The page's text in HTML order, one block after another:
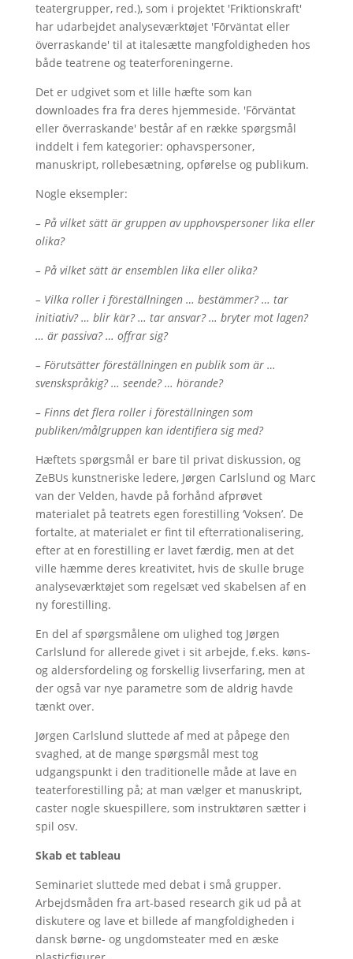
teatergrupper, red.), som i projektet 'Friktionskraft'
har udarbejdet analyseværktøjet 'Fōrväntat eller
överraskande' til at italesætte mangfoldigheden hos
både teatrene og teaterforeningerne.
Det er udgivet som et lille hæfte som kan
downloades fra fra deres hjemmeside. 'Fōrväntat
eller ōverraskande' består af en række spørgsmål
inddelt i fem kategorier: ophavspersoner,
manuskript, rollebesætning, opførelse og publikum.
Nogle eksempler:
– På vilket sätt är gruppen av upphovspersoner lika eller
olika?
– På vilket sätt är ensemblen lika eller olika?
– Vilka roller i föreställningen … bestämmer? … tar
initiativ? … blir kär? … tar ansvar? … bryter mot lagen?
… är passiva? … offrar sig?
– Förutsätter föreställningen en publik som är …
svenskspråkig? … seende? … hörande?
– Finns det flera roller i föreställningen som
publiken/målgruppen kan identifiera sig med?
Hæftets spørgsmål er bare til privat diskussion, og
ZeBUs kunstneriske ledere, Jørgen Carlslund og Marc
van der Velden, havde på forhånd afprøvet
materialet på teatrets egen forestilling ‘Voksen’. De
fortalte, at materialet er fint til efterrationalisering,
efter at en forestilling er lavet færdig, men at det
ville hæmme deres kreativitet, hvis de skulle bruge
analyseværktøjet som regelsæt ved skabelsen af en
ny forestilling.
En del af spørgsmålene om ulighed tog Jørgen
Carlslund for allerede givet i sit arbejde, f.eks. køns-
og aldersfordeling og forskellig livserfaring, men at
der også var nye parametre som de aldrig havde
tænkt over.
Jørgen Carlslund sluttede af med at påpege den
svaghed, at de mange spørgsmål mest tog
udgangspunkt i den traditionelle måde at lave en
teaterforestilling på; at man vælger et manuskript,
caster nogle skuespillere, som instruktøren sætter i
spil osv.
Skab et tableau
Seminariet sluttede med debat i små grupper.
Arbejdsmåden fra art-based research gik ud på at
diskutere og lave et billede af mangfoldigheden i
dansk børne- og ungdomsteater med en æske